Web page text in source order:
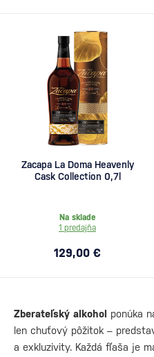
Zacapa La Doma Heavenly
Cask Collection 0,7l
Na sklade
1 predajňa
129,00 €
Zberateľský alkohol ponúka
len chuťový pôžitok –
a exkluzivity. Každá fľaša je